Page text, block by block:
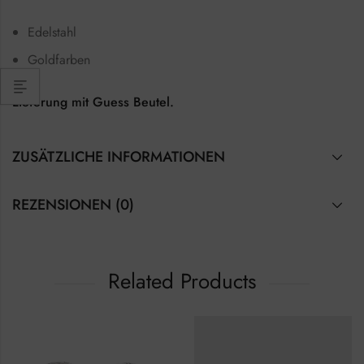
Edelstahl
Goldfarben
Lieferung mit Guess Beutel.
ZUSÄTZLICHE INFORMATIONEN
REZENSIONEN (0)
Related Products